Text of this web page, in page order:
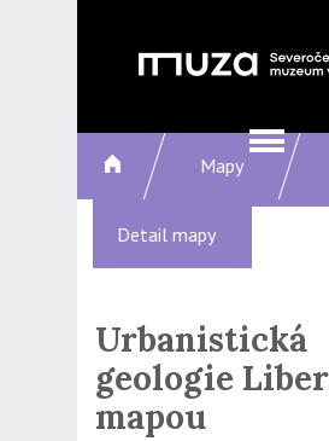
Mapy
Detail mapy
Urbanistická
geologie
mapou